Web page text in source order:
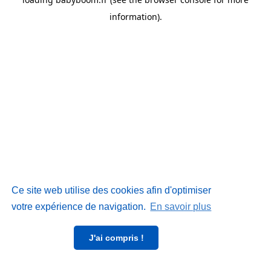
Ce site web utilise des cookies afin d'optimiser
votre expérience de navigation. En savoir plus
J'ai compris !
information).